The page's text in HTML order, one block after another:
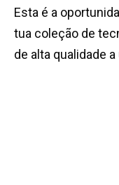
Esta é a
tua coleção de
de alta qualidade